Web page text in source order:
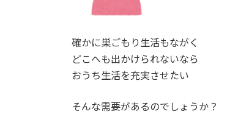
確かに巣ごもり生活もながく
どこへも出かけられないなら
おうち生活を充実させたい
そんな需要があるのでしょうか？